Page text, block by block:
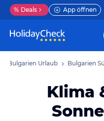
% Deals App öffnen
Bulgarien Urlaub Bulgarien
Klima